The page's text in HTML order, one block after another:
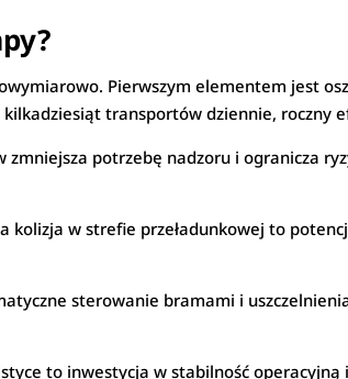
Pierwszym elementem jest
transportów dziennie, roczny
potrzebę nadzoru i ogranicza
kolizja w strefie przeładunkowej to
sterowanie bramami i
to inwestycja w stabilność